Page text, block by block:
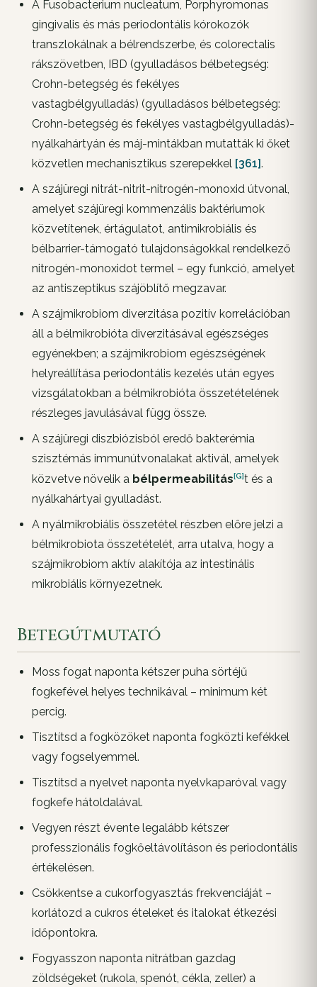
A Fusobacterium nucleatum, Porphyromonas
gingivalis és más periodontális kórokozók
transzlokálnak a bélrendszerbe, és colorectalis
rákszövetben, IBD (gyulladásos bélbetegség:
Crohn-betegség és fekélyes
vastagbélgyulladás) (gyulladásos bélbetegség:
Crohn-betegség és fekélyes vastagbélgyulladás)-
nyálkahártyán és máj-mintákban mutatták ki őket
közvetlen mechanisztikus szerepekkel [361].
A szájüregi nitrát-nitrit-nitrogén-monoxid útvonal,
amelyet szájüregi kommenzális baktériumok
közvetítenek, értágulatot, antimikrobiális és
bélbarrier-támogató tulajdonságokkal rendelkező
nitrogén-monoxidot termel – egy funkció, amelyet
az antiszeptikus szájöblítő megzavar.
A szájmikrobiom diverzitása pozitív korrelációban
áll a bélmikrobióta diverzitásával egészséges
egyénekben; a szájmikrobiom egészségének
helyreállítása periodontális kezelés után egyes
vizsgálatokban a bélmikrobióta összetételének
részleges javulásával függ össze.
A szájüregi diszbiózisból eredő bakterémia
szisztémás immunútvonalakat aktivál, amelyek
közvetve növelik a bélpermeabilitás[G]t és a
nyálkahártyai gyulladást.
A nyálmikrobiális összetétel részben előre jelzi a
bélmikrobiota összetételét, arra utalva, hogy a
szájmikrobiom aktív alakítója az intestinális
mikrobiális környezetnek.
Betegútmutató
Moss fogat naponta kétszer puha sörtéjű
fogkefével helyes technikával – minimum két
percig.
Tisztítsd a fogközöket naponta fogközti kefékkel
vagy fogselyemmel.
Tisztítsd a nyelvet naponta nyelvkaparóval vagy
fogkefe hátoldalával.
Vegyen részt évente legalább kétszer
professzionális fogkőeltávolításon és periodontális
értékelésen.
Csökkentse a cukorfogyasztás frekvenciáját –
korlátozd a cukros ételeket és italokat étkezési
időpontokra.
Fogyasszon naponta nitrátban gazdag
zöldségeket (rukola, spenót, cékla, zeller) a